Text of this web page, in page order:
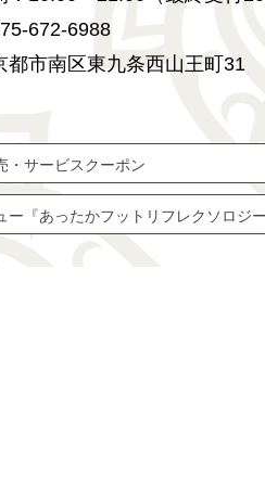
672-6988
都市南区東九条西山王町31
・サービスクーポン
ー『あったかフットリフレクソロジ